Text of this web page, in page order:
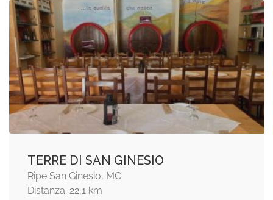
TERRE DI SAN GINESIO
Ripe San Ginesio, MC
Distanza: 22,1 km